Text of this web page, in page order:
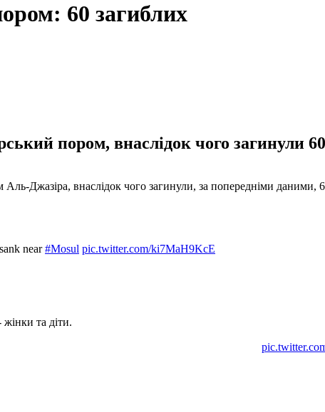
60 загиблих
пором, внаслідок чого загинули 60
Джазіра, внаслідок чого загинули, за попередніми даними,
near#Mosul pic.twitter.com/ki7MaH9KcE
жінки та діти.